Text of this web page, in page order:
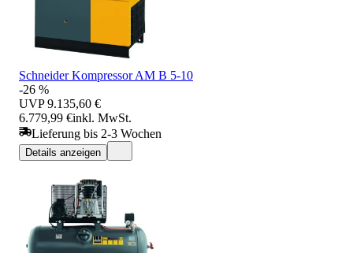
Schneider Kompressor AM B 5-10
-26 %
UVP 9.135,60 €
6.779,99 €inkl. MwSt.
Lieferung bis 2-3 Wochen
Details anzeigen